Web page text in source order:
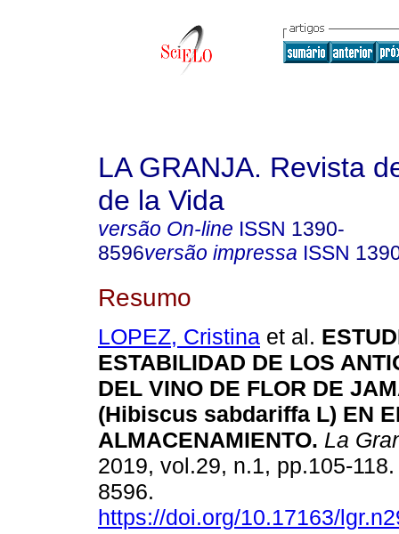
LA GRANJA. Revista
de la Vida
versão On-line ISSN 1390-
8596versão impressa ISSN
Resumo
LOPEZ, Cristina et al.
ESTABILIDAD DE LOS
DEL VINO DE FLOR DE
(Hibiscus sabdariffa L) EN
ALMACENAMIENTO. La
2019, vol.29, n.1, pp.105-
8596.
https://doi.org/10.17163/